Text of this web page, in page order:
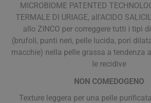
MICROBIOME PATENTED
TERMALE DI URIAGE, all'ACIDO
allo ZINCO per correggere tutti i tipi
(brufoli, punti neri, pelle lucida, pori
macchie) nella pelle grassa a tendenza
le recidive
NON COMEDOGENO
Texture leggera per una pelle